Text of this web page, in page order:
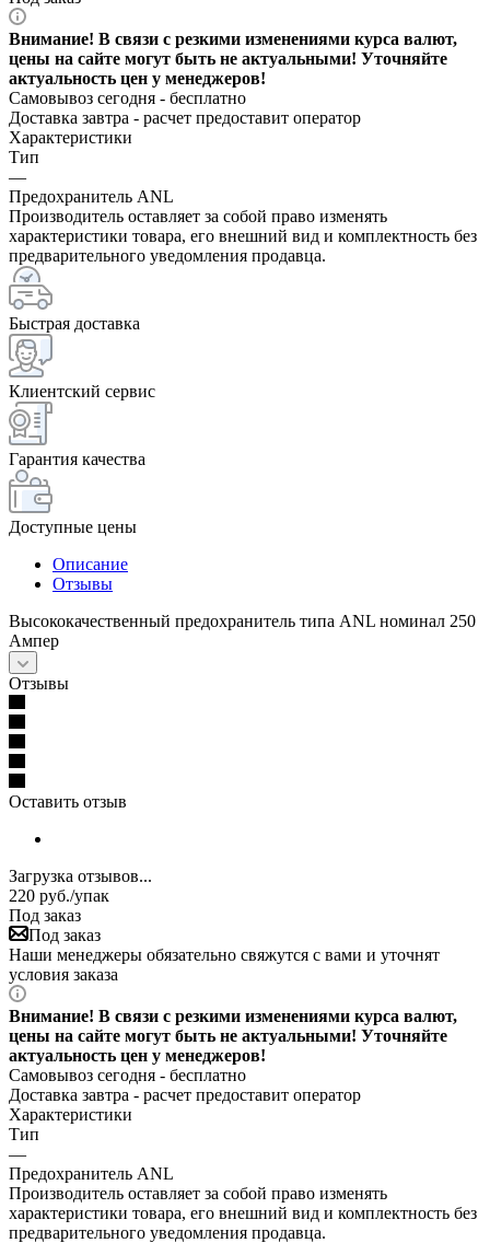
Внимание! В связи с резкими изменениями курса валют,
цены на сайте могут быть не актуальными! Уточняйте
актуальность цен у менеджеров!
Самовывоз сегодня - бесплатно
Доставка завтра - расчет предоставит оператор
Характеристики
Тип
—
Предохранитель ANL
Производитель оставляет за собой право изменять
характеристики товара, его внешний вид и комплектность без
предварительного уведомления продавца.
Быстрая доставка
Клиентский сервис
Гарантия качества
Доступные цены
Описание
Отзывы
Высококачественный предохранитель типа ANL номинал 250
Ампер
Отзывы
Оставить отзыв
Загрузка отзывов...
220 руб./упак
Под заказ
Под заказ
Наши менеджеры обязательно свяжутся с вами и уточнят
условия заказа
Внимание! В связи с резкими изменениями курса валют,
цены на сайте могут быть не актуальными! Уточняйте
актуальность цен у менеджеров!
Самовывоз сегодня - бесплатно
Доставка завтра - расчет предоставит оператор
Характеристики
Тип
—
Предохранитель ANL
Производитель оставляет за собой право изменять
характеристики товара, его внешний вид и комплектность без
предварительного уведомления продавца.